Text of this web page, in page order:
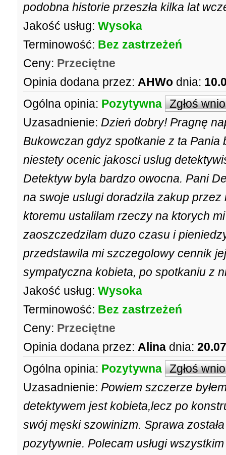
podobna historie przeszła kilka lat
Jakość usług: Wysoka
Terminowość: Bez zastrzeżeń
Ceny: Przeciętne
Opinia dodana przez: AHWo dnia:
Ogólna opinia: Pozytywna Zgłoś
Uzasadnienie: Dzień dobry! Pragnę
Bukowczan gdyz spotkanie z ta Pania
niestety ocenic jakosci uslug
Detektyw byla bardzo owocna. Pani
na swoje uslugi doradzila zakup
ktoremu ustalilam rzeczy na ktorych
zaoszczedzilam duzo czasu i
przedstawila mi szczegolowy cennik
sympatyczna kobieta, po spotkaniu z
Jakość usług: Wysoka
Terminowość: Bez zastrzeżeń
Ceny: Przeciętne
Opinia dodana przez: Alina dnia:
Ogólna opinia: Pozytywna Zgłoś
Uzasadnienie: Powiem szczerze
detektywem jest kobieta,lecz po
swój męski szowinizm. Sprawa
pozytywnie. Polecam usługi